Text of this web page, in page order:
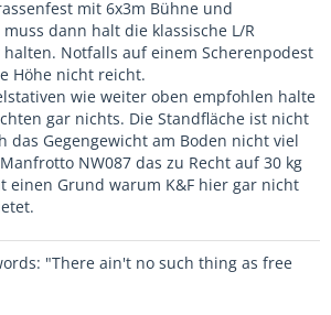
mit 6x3m Bühne und
dann halt die klassische L/R
Notfalls auf einem Scherenpodest
Höhe nicht reicht.
wie weiter oben empfohlen halte
gar nichts. Die Standfläche ist nicht
das Gegengewicht am Boden nicht viel
NW087 das zu Recht auf 30 kg
einen Grund warum K&F hier gar nicht
"There ain't no such thing as free